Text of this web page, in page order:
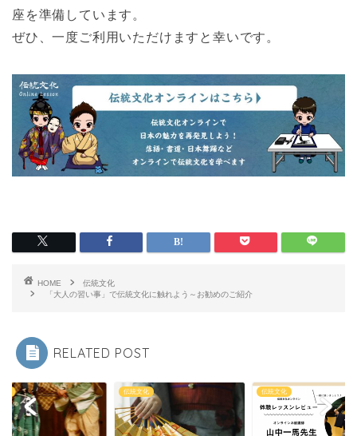
座を準備しています。
ぜひ、一度ご利用いただけますと幸いです。
HOME
伝統文化
「大人の習い事」で伝統文化に触れよう～お勧めのご紹介
RELATED POST
伝統文化 伝統文化